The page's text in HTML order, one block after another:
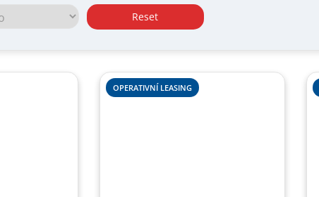
Reset
OPERATIVNÍ LEASING